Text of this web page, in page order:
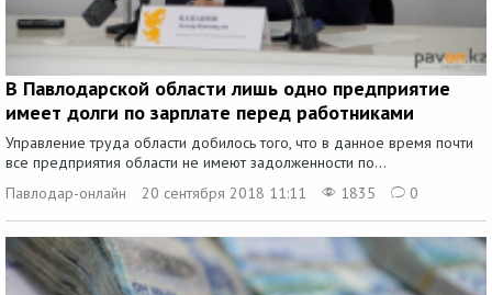
В Павлодарской области лишь одно предприятие
имеет долги по зарплате перед работниками
Управление труда области добилось того, что в данное время почти
все предприятия области не имеют задолженности по...
Павлодар-онлайн
20 сентября 2018 11:11 1835 0